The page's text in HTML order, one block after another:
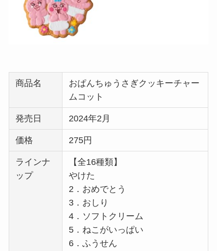
商品名
おぱんちゅうさぎクッキーチャー
ムコット
発売日 2024年2月
価格 275円
ラインナ
ップ
【全16種類】
やけた
2．おめでとう
3．おしり
4．ソフトクリーム
5．ねこがいっぱい
6．ふうせん